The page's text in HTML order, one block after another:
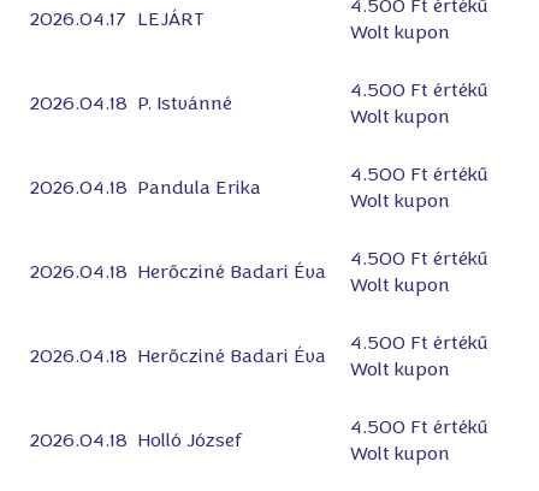
2026.04.17 LEJÁRT
4.500 Ft értékű
Wolt kupon
2026.04.18 P. Istvánné
4.500 Ft értékű
Wolt kupon
2026.04.18 Pandula Erika
4.500 Ft értékű
Wolt kupon
2026.04.18 Herőcziné Badari Éva
4.500 Ft értékű
Wolt kupon
2026.04.18 Herőcziné Badari Éva
4.500 Ft értékű
Wolt kupon
2026.04.18 Holló József
4.500 Ft értékű
Wolt kupon